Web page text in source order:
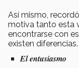
Así mismo,
motiva tanto esta
encontrarse con
existen diferencias.
El entusiasmo